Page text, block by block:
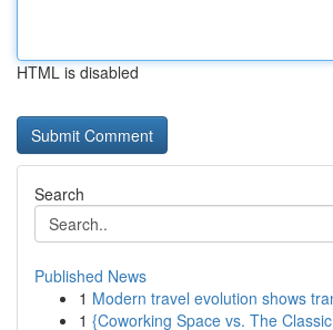
HTML is disabled
Search
Published News
1 Modern travel evolution shows
1 {Coworking Space vs. The